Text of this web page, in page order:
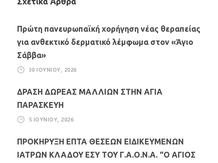
Πρώτη πανευρωπαϊκή χορήγηση νέας θεραπείας
για ανθεκτικό δερματικό λέμφωμα στον «Άγιο
Σάββα»
30 ΙΟΥΝΊΟΥ, 2026
ΔΡΑΣΗ ΔΩΡΕΑΣ ΜΑΛΛΙΩΝ ΣΤΗΝ ΑΓΙΑ
ΠΑΡΑΣΚΕΥΗ
5 ΙΟΥΝΊΟΥ, 2026
ΠΡΟΚΗΡΥΞΗ ΕΠΤΑ ΘΕΣΕΩΝ ΕΙΔΙΚΕΥΜΕΝΩΝ
ΙΑΤΡΩΝ ΚΛΑΔΟΥ ΕΣΥ ΤΟΥ Γ.Α.Ο.Ν.Α. “Ο ΑΓΙΟΣ